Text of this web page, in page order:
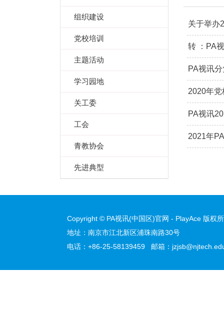
组织建设
党校培训
主题活动
学习园地
关工委
工会
青教协会
先进典型
关于举办
转 ：PA
PA视讯
2020年
PA视讯
2021年
Copyright © PA视讯(中国区)官网 - PlayAce 版权
地址：南京市江北新区浦珠南路30号
电话：+86-25-58139459 邮箱：